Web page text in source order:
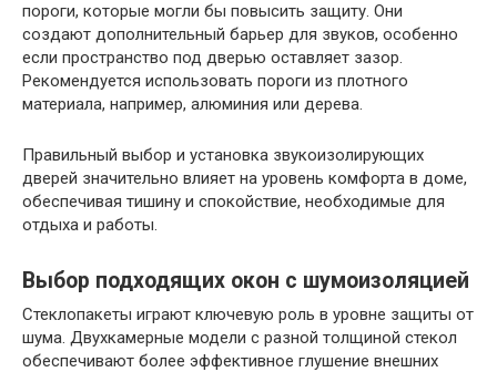
пороги, которые могли бы повысить защиту. Они
создают дополнительный барьер для звуков, особенно
если пространство под дверью оставляет зазор.
Рекомендуется использовать пороги из плотного
материала, например, алюминия или дерева.
Правильный выбор и установка звукоизолирующих
дверей значительно влияет на уровень комфорта в доме,
обеспечивая тишину и спокойствие, необходимые для
отдыха и работы.
Выбор подходящих окон с шумоизоляцией
Стеклопакеты играют ключевую роль в уровне защиты от
шума. Двухкамерные модели с разной толщиной стекол
обеспечивают более эффективное глушение внешних